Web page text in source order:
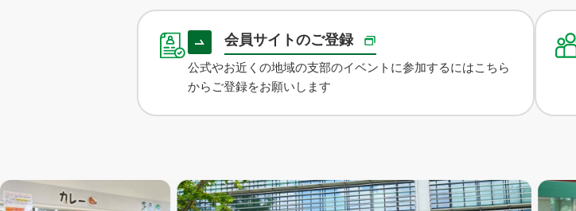
会員サイトのご登録
公式やお近くの地域の支部のイベントに参加するにはこちら
からご登録をお願いします